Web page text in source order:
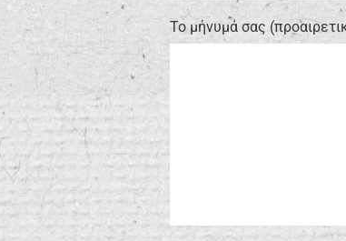
Το μήνυμά σας